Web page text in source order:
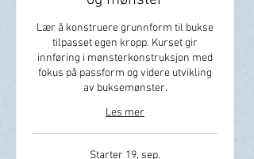
Lær å konstruere grunnform til bukse
tilpasset egen kropp. Kurset gir
innføring i mønsterkonstruksjon med
fokus på passform og videre utvikling
av buksemønster.
Les mer
Starter 19. sep.